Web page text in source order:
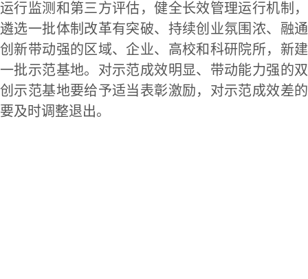
运行监测和第三方评估，健全长效管理运行机制，
遴选一批体制改革有突破、持续创业氛围浓、融通
创新带动强的区域、企业、高校和科研院所，新建
一批示范基地。对示范成效明显、带动能力强的双
创示范基地要给予适当表彰激励，对示范成效差的
要及时调整退出。